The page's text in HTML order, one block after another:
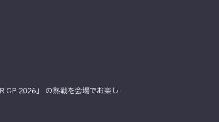
GP 2026」 の熱戦を会場でお楽し